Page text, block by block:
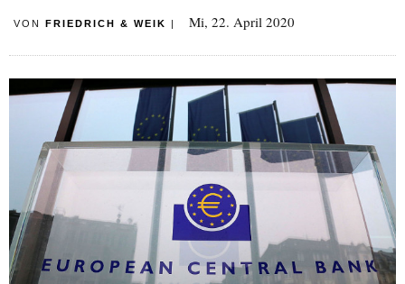
VON FRIEDRICH & WEIK | Mi, 22. April 2020